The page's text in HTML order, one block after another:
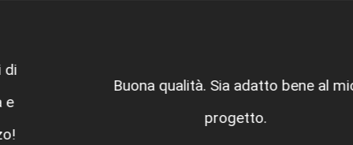
Buona qualità. Sia adatto bene al mio
progetto.